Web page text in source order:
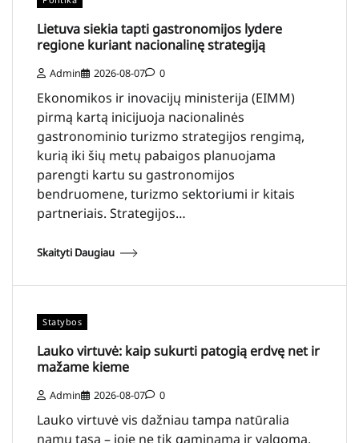
Lietuva siekia tapti gastronomijos lydere
regione kuriant nacionalinę strategiją
Admin 2026-08-07 0
Ekonomikos ir inovacijų ministerija (EIMM)
pirmą kartą inicijuoja nacionalinės
gastronominio turizmo strategijos rengimą,
kurią iki šių metų pabaigos planuojama
parengti kartu su gastronomijos
bendruomene, turizmo sektoriumi ir kitais
partneriais. Strategijos…
Skaityti Daugiau
Statybos
Lauko virtuvė: kaip sukurti patogią erdvę net ir
mažame kieme
Admin 2026-08-07 0
Lauko virtuvė vis dažniau tampa natūralia
namų tąsa – joje ne tik gaminama ir valgoma,